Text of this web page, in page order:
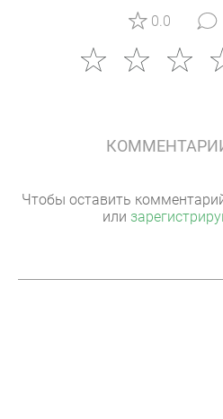
0.0
Чтобы оставить
или